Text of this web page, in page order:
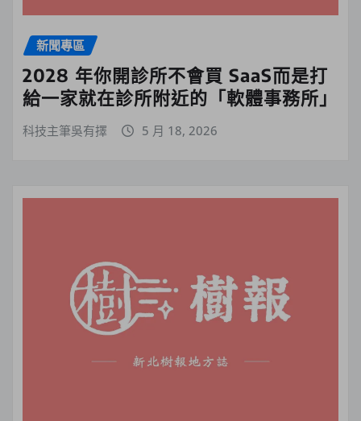
新聞專區
2028 年你開診所不會買 SaaS而是打
給一家就在診所附近的「軟體事務所」
科技主筆吳有擇 5 月 18, 2026